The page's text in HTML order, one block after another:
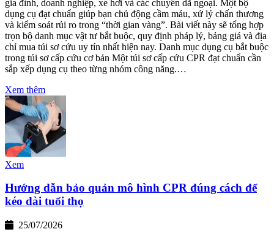
gia đình, doanh nghiệp, xe hơi và các chuyến dã ngoại. Một bộ
dụng cụ đạt chuẩn giúp bạn chủ động cầm máu, xử lý chấn thương
và kiểm soát rủi ro trong “thời gian vàng”. Bài viết này sẽ tổng hợp
trọn bộ danh mục vật tư bắt buộc, quy định pháp lý, bảng giá và địa
chỉ mua túi sơ cứu uy tín nhất hiện nay. Danh mục dụng cụ bắt buộc
trong túi sơ cấp cứu cơ bản Một túi sơ cấp cứu CPR đạt chuẩn cần
sắp xếp dụng cụ theo từng nhóm công năng.…
Xem thêm
Xem
Hướng dẫn bảo quản mô hình CPR đúng cách để
kéo dài tuổi thọ
25/07/2026